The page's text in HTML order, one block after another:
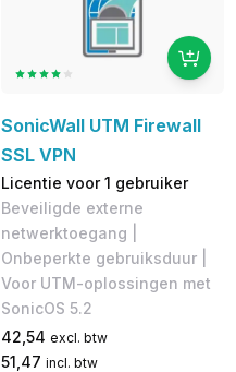
SonicWall UTM Firewall
SSL VPN
Licentie voor 1 gebruiker
Beveiligde externe
netwerktoegang |
Onbeperkte gebruiksduur |
Voor UTM-oplossingen met
SonicOS 5.2
42,54 excl. btw
51,47 incl. btw